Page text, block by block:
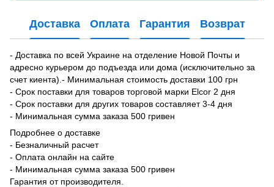
Доставка Оплата Гарантия Возврат
- Доставка по всей Украине на отделение Новой Почты и
адресно курьером до подъезда или дома (исключительно за
счет киента).- Минимальная стоимость доставки 100 грн
- Срок поставки для товаров торговой марки Elcor 2 дня
- Срок поставки для других товаров составляет 3-4 дня
- Минимальная сумма заказа 500 гривен
Подробнее о доставке
- Безналичный расчет
- Оплата онлайн на сайте
- Минимальная сумма заказа 500 гривен
Гарантия от производителя.